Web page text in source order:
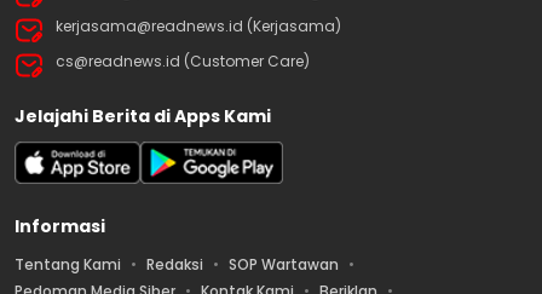
kerjasama@readnews.id (Kerjasama)
cs@readnews.id (Customer Care)
Jelajahi Berita di Apps Kami
Informasi
Tentang Kami Redaksi
SOP Wartawan